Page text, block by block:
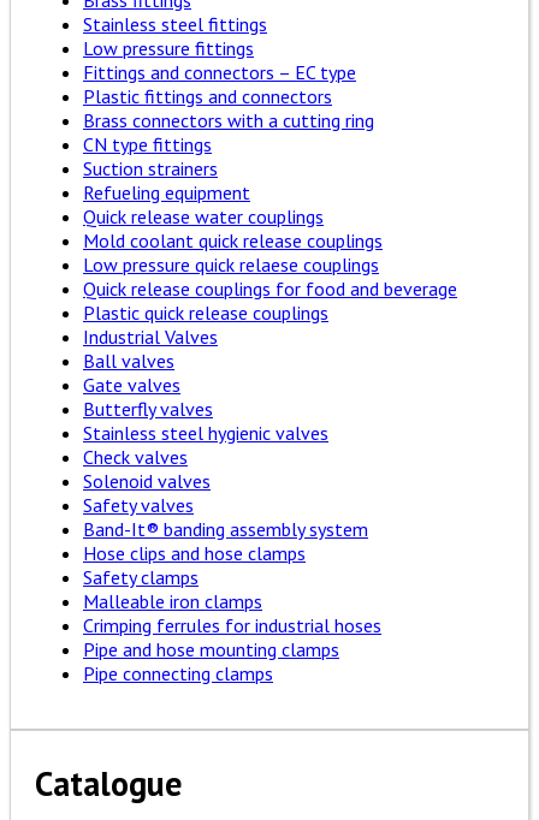
Stainless steel fittings
Low pressure fittings
Fittings and connectors – EC type
Plastic fittings and connectors
Brass connectors with a cutting ring
CN type fittings
Suction strainers
Refueling equipment
Quick release water couplings
Mold coolant quick release couplings
Low pressure quick relaese couplings
Quick release couplings for food and beverage
Plastic quick release couplings
Industrial Valves
Ball valves
Gate valves
Butterfly valves
Stainless steel hygienic valves
Check valves
Solenoid valves
Safety valves
Band-It® banding assembly system
Hose clips and hose clamps
Safety clamps
Malleable iron clamps
Crimping ferrules for industrial hoses
Pipe and hose mounting clamps
Pipe connecting clamps
Catalogue